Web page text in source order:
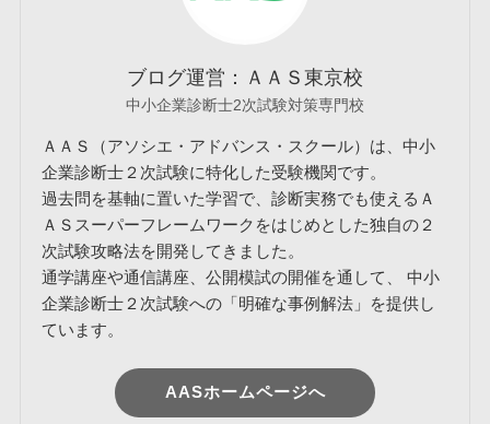
ブログ運営：ＡＡＳ東京校
中小企業診断士2次試験対策専門校
ＡＡＳ（アソシエ・アドバンス・スクール）は、中小
企業診断士２次試験に特化した受験機関です。
過去問を基軸に置いた学習で、診断実務でも使えるＡ
ＡＳスーパーフレームワークをはじめとした独自の２
次試験攻略法を開発してきました。
通学講座や通信講座、公開模試の開催を通して、 中小
企業診断士２次試験への「明確な事例解法」を提供し
ています。
AASホームページへ